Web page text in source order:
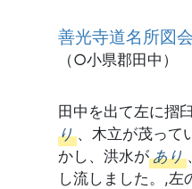
善光寺道名所図会
（○小県郡田中）
田中を出て左に摺
り 、木立が茂って
かし、洪水が あり
し流しました。,左